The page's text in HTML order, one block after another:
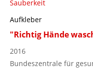
Sauberkeit
Aufkleber
"Richtig Hände
2016
Bundeszentrale für